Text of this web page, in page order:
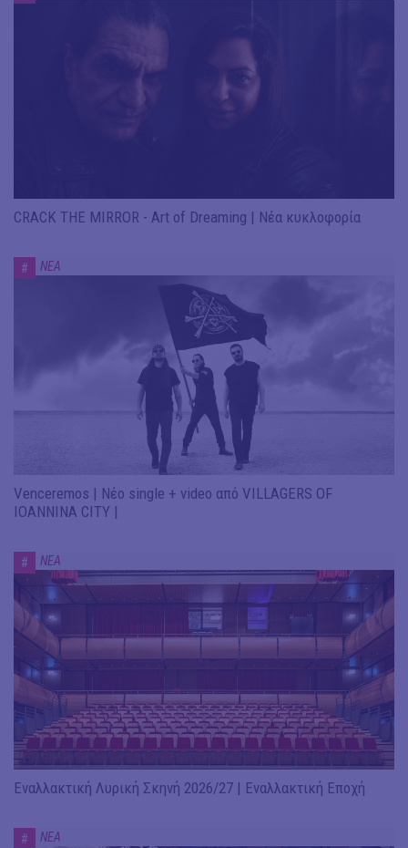
CRACK THE MIRROR - Art of Dreaming | Νέα κυκλοφορία
# ΝΕΑ
Venceremos | Νέο single + video από VILLAGERS OF
IOANNINA CITY |
# ΝΕΑ
Εναλλακτική Λυρική Σκηνή 2026/27 | Εναλλακτική Εποχή
# ΝΕΑ